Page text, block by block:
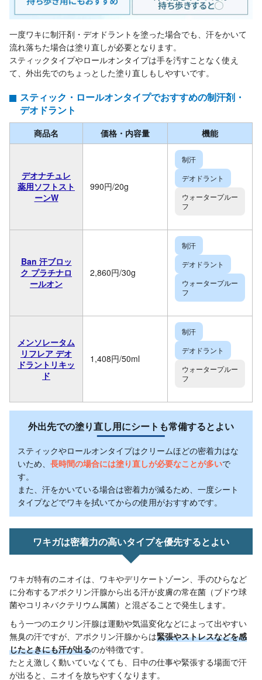
一度ワキに制汗剤・デオドラントを塗った場合でも、汗をかいて
流れ落ちた場合は塗り直しが必要となります。
スティックタイプやロールオンタイプは手を汚すことなく使え
て、外出先でのちょっとした塗り直しもしやすいです。
スティック・ロールオンタイプでおすすめの制汗剤・
デオドラント
商品名 価格・内容量 機能
デオナチュレ
薬用ソフトスト
ーンW
990円/20g
制汗
デオドラント
ウォータープルー
フ
Ban 汗ブロッ
ク プラチナロ
ールオン
2,860円/30g
制汗
デオドラント
ウォータープルー
フ
メンソレータム
リフレア デオ
ドラントリキッ
ド
1,408円/50ml
制汗
デオドラント
ウォータープルー
フ
外出先での塗り直し用にシートも常備するとよい
スティックやロールオンタイプはクリームほどの密着力はな
いため、 長時間の場合には塗り直しが必要なことが多いで
す。
また、汗をかいている場合は密着力が減るため、一度シート
タイプなどでワキを拭いてからの使用がおすすめです。
ワキガは密着力の高いタイプを優先するとよい
ワキガ特有のニオイは、ワキやデリケートゾーン、手のひらなど
に分布するアポクリン汗腺から出る汗が皮膚の常在菌（ブドウ球
菌やコリネバクテリウム属菌）と混ざることで発生します。
もう一つのエクリン汗腺は運動や気温変化などによって出やすい
無臭の汗ですが、アポクリン汗腺からは緊張やストレスなどを感
じたときにも汗が出るのが特徴です。
たとえ激しく動いていなくても、日中の仕事や緊張する場面で汗
が出ると、ニオイを放ちやすくなります。